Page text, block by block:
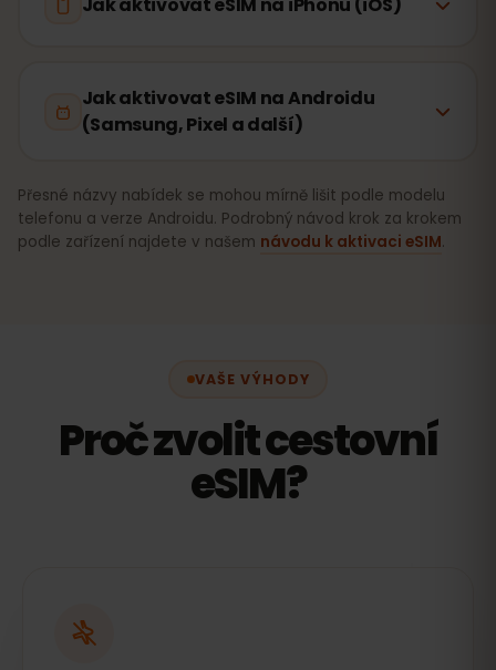
Jak aktivovat eSIM na Androidu
(Samsung, Pixel a další)
Přesné názvy nabídek se mohou mírně lišit podle modelu
telefonu a verze Androidu. Podrobný návod krok za krokem
podle zařízení najdete v našem návodu k aktivaci eSIM.
VAŠE VÝHODY
Proč zvolit cestovní
eSIM?